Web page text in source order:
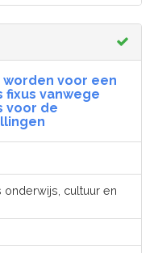
voor een
vanwege
voor de
onderwijs, cultuur en